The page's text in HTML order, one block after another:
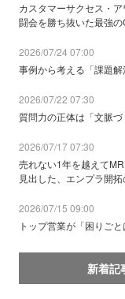
カスタマーサクセス・
闘会を勝ち抜いた最強
2026/07/24 07:00
事例から考える「課題
2026/07/22 07:30
質問力の正体は「文脈
2026/07/17 07:30
売れない1年を越えて
見出した、エンプラ開
2026/07/15 09:00
トップ営業が「困りご
新着記